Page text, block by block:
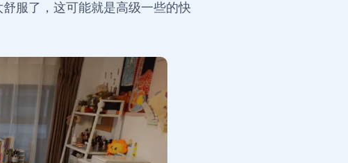
服了，这可能就是高级一些的快